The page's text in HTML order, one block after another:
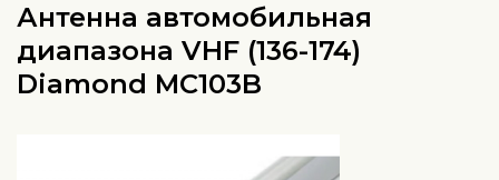
Антенна автомобильная
диапазона VHF (136-174)
Diamond MC103B